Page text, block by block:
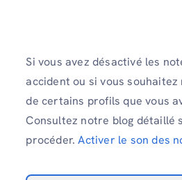
Si vous avez désactivé les
accident ou si vous
de certains profils que vous
Consultez notre blog détaillé
procéder.Activer le son des